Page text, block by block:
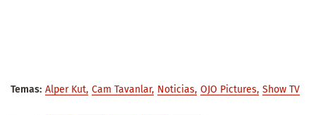
Temas: Alper Kut Cam Tavanlar Noticias OJO Pictures Show TV